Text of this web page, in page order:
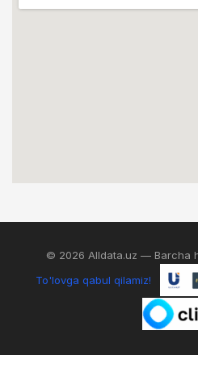
© 2026 Alldata.uz — Barcha
To'lovga qabul qilamiz!